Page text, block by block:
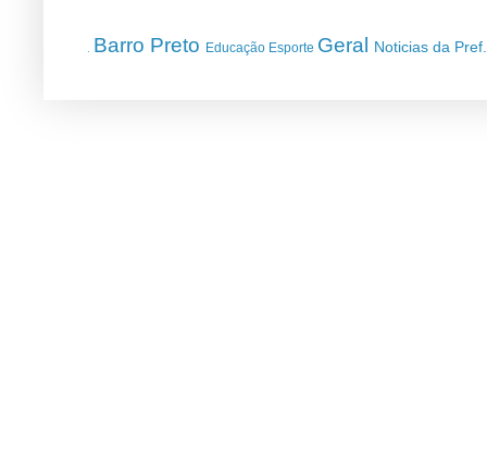
Barro Preto Educação Esporte Geral Noticias da